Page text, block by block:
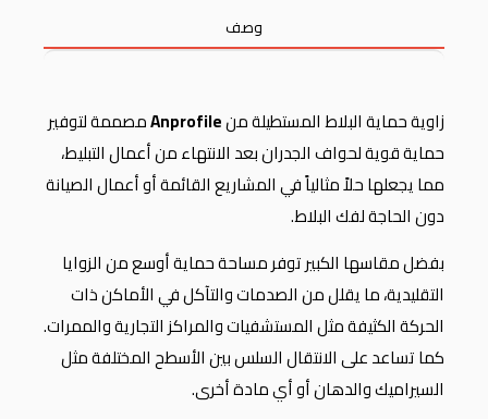
وصف
زاوية حماية البلاط المستطيلة منAnprofileمصممة لتوفير
حماية قوية لحواف الجدران بعد الانتهاء من أعمال التبليط،
مما يجعلها حلاً مثالياً في المشاريع القائمة أو أعمال الصيانة
دون الحاجة لفك البلاط.
بفضل مقاسها الكبير توفر مساحة حماية أوسع من الزوايا
التقليدية، ما يقلل من الصدمات والتآكل في الأماكن ذات
الحركة الكثيفة مثل المستشفيات والمراكز التجارية والممرات.
كما تساعد على الانتقال السلس بين الأسطح المختلفة مثل
السيراميك والدهان أو أي مادة أخرى.